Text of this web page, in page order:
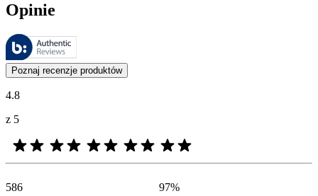
Opinie
Recenzje są zarządzane przez Bazaarvoice i są zgodne z polityką
Opinie klientów w postaci ocen produktów i gwiazdek są przydatne
Poznaj recenzje produktów
4.8
z 5
586
97%